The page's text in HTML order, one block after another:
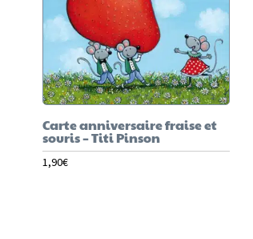
Carte anniversaire fraise et
souris – Titi Pinson
1,90€